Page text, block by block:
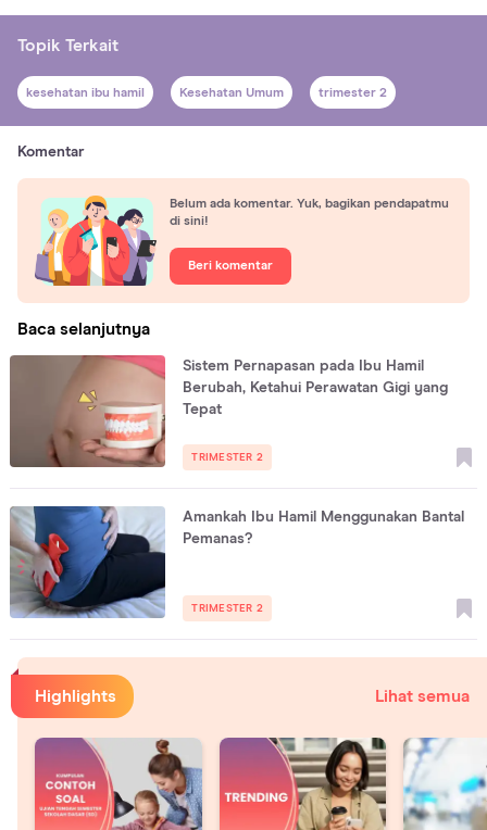
Topik Terkait
kesehatan ibu hamil Kesehatan Umum trimester 2
Komentar
Belum ada komentar. Yuk, bagikan pendapatmu
di sini!
Beri komentar
Baca selanjutnya
Sistem Pernapasan pada Ibu Hamil
Berubah, Ketahui Perawatan Gigi yang
Tepat
TRIMESTER 2
Amankah Ibu Hamil Menggunakan Bantal
Pemanas?
TRIMESTER 2
Highlights Lihat semua